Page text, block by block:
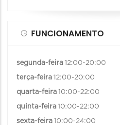
FUNCIONAMENTO
segunda-feira 12:00-20:00
terça-feira 12:00-20:00
quarta-feira 10:00-22:00
quinta-feira 10:00-22:00
sexta-feira 10:00-24:00